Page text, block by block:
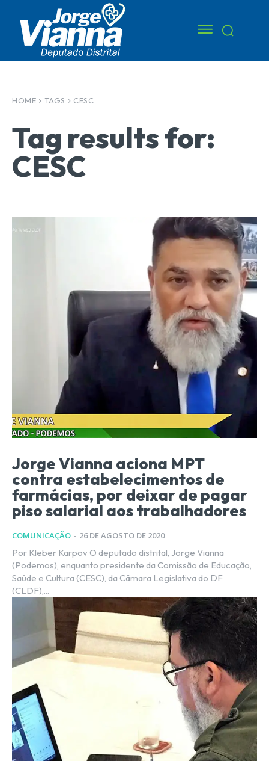
HOME TAGS CESC
Tag results for:
CESC
Jorge Vianna aciona MPT
contra estabelecimentos de
farmácias, por deixar de pagar
piso salarial aos trabalhadores
COMUNICAÇÃO - 26 DE AGOSTO DE 2020
Por Kleber Karpov O deputado distrital, Jorge Vianna
(Podemos), enquanto presidente da Comissão de Educação,
Saúde e Cultura (CESC), da Câmara Legislativa do DF
(CLDF),...